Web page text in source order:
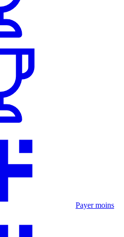
Payer moins